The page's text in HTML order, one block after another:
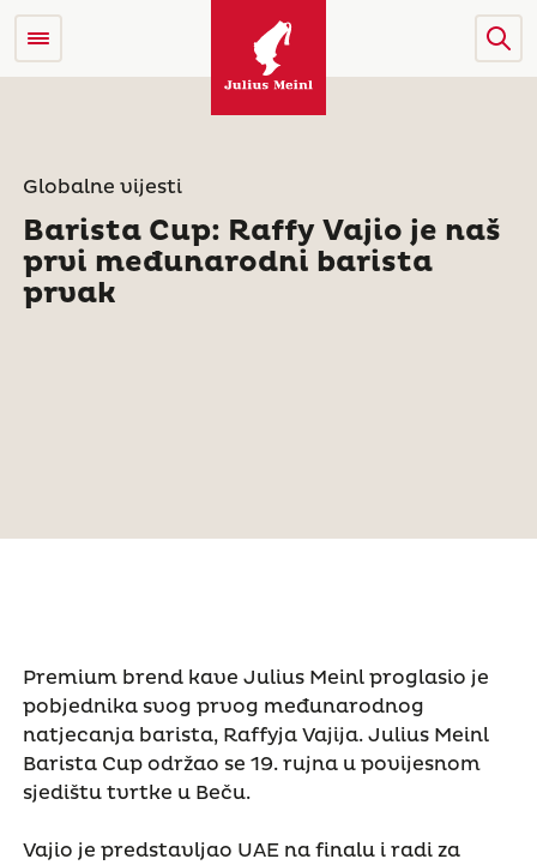
Globalne vijesti
Barista Cup: Raffy Vajio je naš
prvi međunarodni barista
prvak
Premium brend kave Julius Meinl proglasio je
pobjednika svog prvog međunarodnog
natjecanja barista, Raffyja Vajija. Julius Meinl
Barista Cup održao se 19. rujna u povijesnom
sjedištu tvrtke u Beču.
Vajio je predstavljao UAE na finalu i radi za